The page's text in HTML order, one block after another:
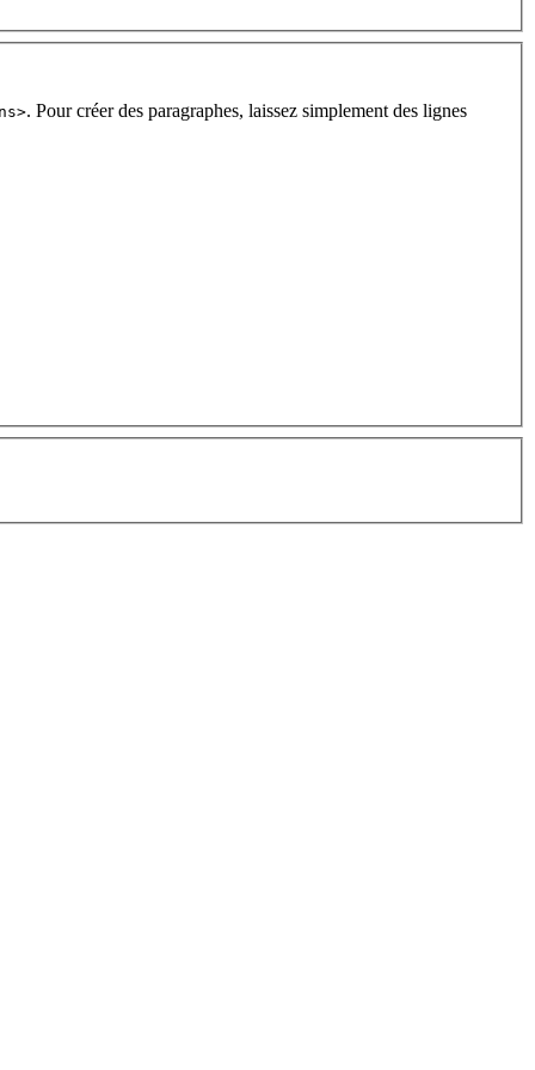
. Pour créer des paragraphes, laissez simplement des lignes